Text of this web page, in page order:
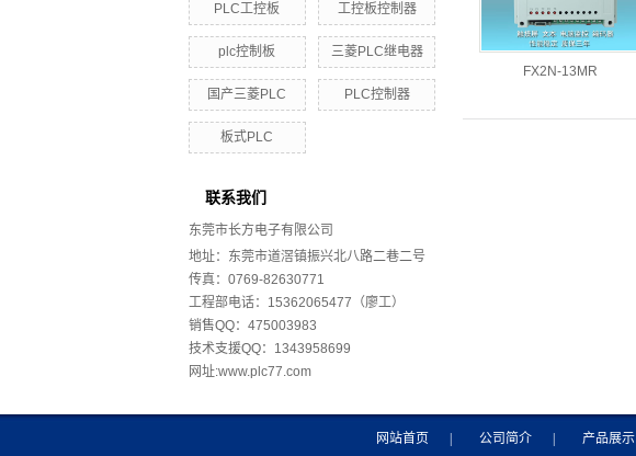
PLC工控板 工控板控制器
plc控制板 三菱PLC继电器
国产三菱PLC PLC控制器
板式PLC
联系我们
东莞市长方电子有限公司
地址：东莞市道滘镇振兴北八路二巷二号
传真：0769-82630771
工程部电话：15362065477（廖工）
销售QQ：475003983
技术支援QQ：1343958699
网址:www.plc77.com
FX2N-13MR
网站首页 公司简介 产品展示